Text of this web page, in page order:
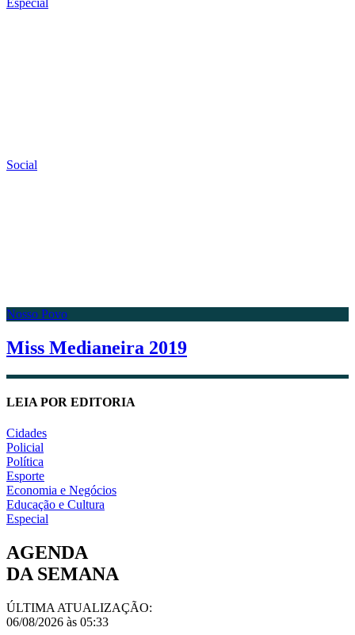
Social
Nosso Povo
Miss Medianeira 2019
LEIA POR EDITORIA
Cidades
Policial
Política
Esporte
Economia e Negócios
Educação e Cultura
Especial
AGENDA
DA SEMANA
ÚLTIMA ATUALIZAÇÃO:
06/08/2026 às 05:33